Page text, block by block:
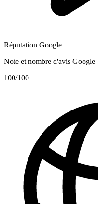
Réputation Google
Note et nombre d'avis Google
100/100